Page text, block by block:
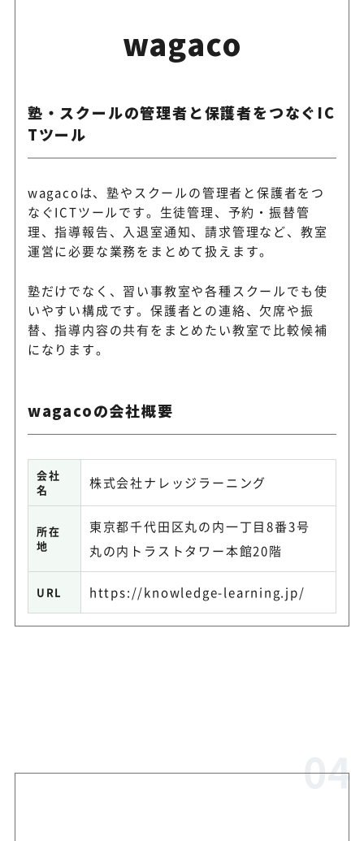
wagaco
塾・スクールの管理者と保護者をつなぐIC
Tツール
wagacoは、塾やスクールの管理者と保護者をつ
なぐICTツールです。生徒管理、予約・振替管
理、指導報告、入退室通知、請求管理など、教室
運営に必要な業務をまとめて扱えます。
塾だけでなく、習い事教室や各種スクールでも使
いやすい構成です。保護者との連絡、欠席や振
替、指導内容の共有をまとめたい教室で比較候補
になります。
wagacoの会社概要
会社
名
株式会社ナレッジラーニング
所在
地
東京都千代田区丸の内一丁目8番3号
丸の内トラストタワー本館20階
URL https://knowledge-learning.jp/